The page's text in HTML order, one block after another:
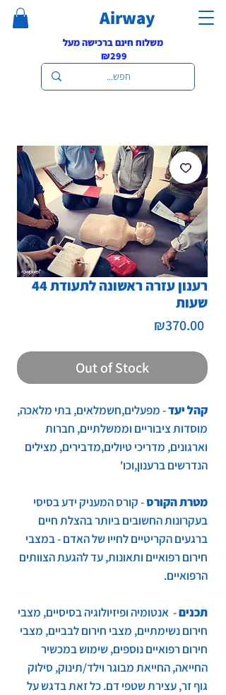
Airway
משלוח חינם ברכישה מעל
₪299
רענון עזרה ראשונה לתעודת 44
שעות
₪370.00Price
Out of Stock
קהל יעד- מפעלים,חשמלאים, בתי מלאכה,
מוסדות ציבוריים וממשלתיים, חברות
וארגונים, מדריכי טיולים,מדבירים, מצילים
הנדרשים ברענון,וכו'
מטרת הקורס- קורס המעניק ידע בסיסי
בעקרונות החשובים ביותר בהצלת חיים
ברגעים הקריטיים לחייו של האדם - במצבי
חירום רפואיים ותאונות, עד להגעת הצוותים
הרפואיים.
תכנים- אנטומיה ופיזיולוגיה בסיסיים, מצבי
חירום נשימתיים, מצבי חירום לבביים, מצבי
חירום רפואיים נוספים, שימוש במכשיר
החייאה, החייאת מבוגר וילד/תינוק, סילוק
גוף זר, עצירת שטפי דם. כל זאת בדגש על